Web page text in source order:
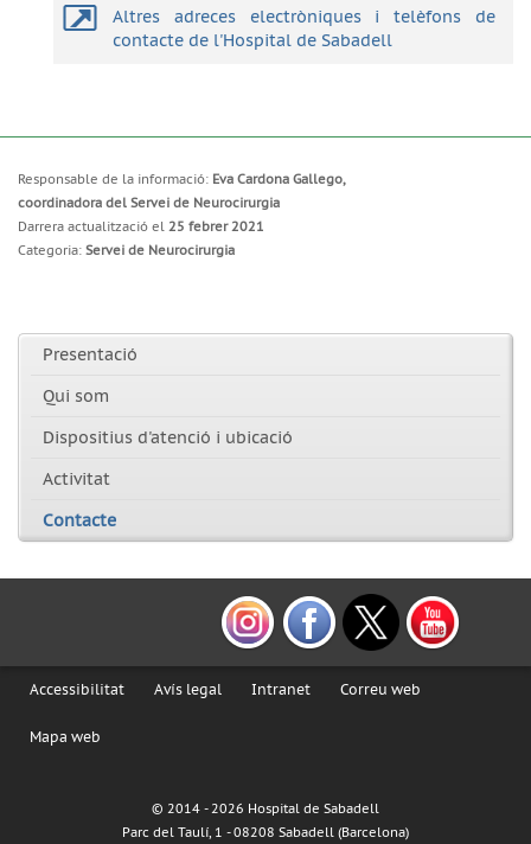
Altres adreces electròniques i telèfons de
contacte de l'Hospital de Sabadell
Responsable de la informació: Eva Cardona Gallego,
coordinadora del Servei de Neurocirurgia
Darrera actualització el 25 febrer 2021
Categoria: Servei de Neurocirurgia
Presentació
Qui som
Dispositius d'atenció i ubicació
Activitat
Contacte
Accessibilitat Avís legal Intranet Correu web
Mapa web
© 2014 -2026 Hospital de Sabadell
Parc del Taulí, 1 - 08208 Sabadell (Barcelona)